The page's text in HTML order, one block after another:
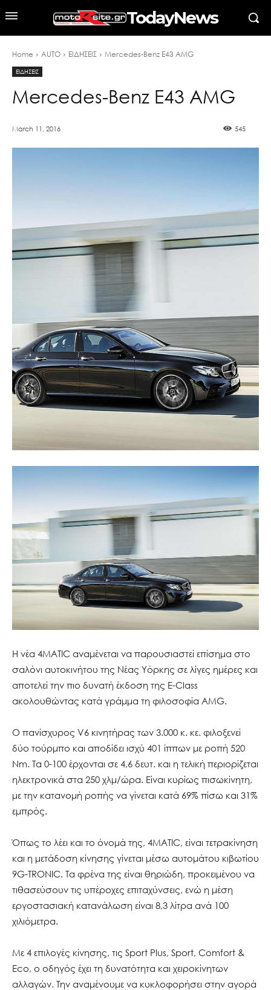
TodayNews
Home AUTO ΕΙΔΗΣΕΙΣ Mercedes-Benz E43 AMG
ΕΙΔΗΣΕΙΣ
Mercedes-Benz E43 AMG
March 11, 2016 545
Η νέα 4MATIC αναμένεται να παρουσιαστεί επίσημα στο
σαλόνι αυτοκινήτου της Νέας Υόρκης σε λίγες ημέρες και
αποτελεί την πιο δυνατή έκδοση της E-Class
ακολουθώντας κατά γράμμα τη φιλοσοφία AMG.
Ο πανίσχυρος V6 κινητήρας των 3.000 κ. κε. φιλοξενεί
δύο τούρμπο και αποδίδει ισχύ 401 ίππων με ροπή 520
Nm. Τα 0-100 έρχονται σε 4,6 δευτ. και η τελική περιορίζεται
ηλεκτρονικά στα 250 χλμ/ώρα. Είναι κυρίως πισωκίνητη,
με την κατανομή ροπής να γίνεται κατά 69% πίσω και 31%
εμπρός.
Όπως το λέει και το όνομά της, 4MATIC, είναι τετρακίνηση
και η μετάδοση κίνησης γίνεται μέσω αυτομάτου κιβωτίου
9G-TRONIC. Τα φρένα της είναι θηριώδη, προκειμένου να
τιθασεύσουν τις υπέροχες επιταχύνσεις, ενώ η μέση
εργοστασιακή κατανάλωση είναι 8,3 λίτρα ανά 100
χιλιόμετρα.
Με 4 επιλογές κίνησης, τις Sport Plus, Sport, Comfort &
Eco, ο οδηγός έχει τη δυνατότητα και χειροκίνητων
αλλαγών. Την αναμένουμε να κυκλοφορήσει στην αγορά